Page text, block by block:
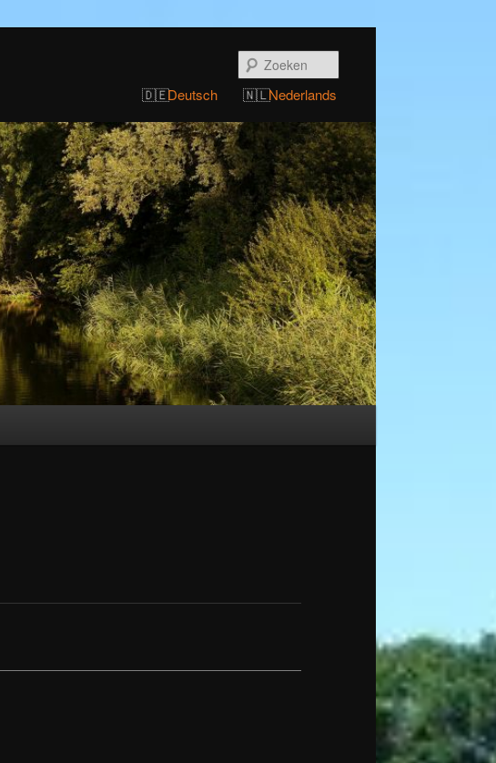
Deutsch Nederlands